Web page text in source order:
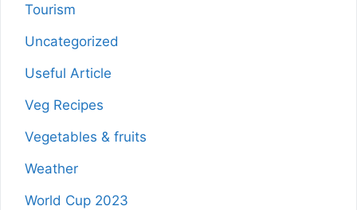
Tourism
Uncategorized
Useful Article
Veg Recipes
Vegetables & fruits
Weather
World Cup 2023